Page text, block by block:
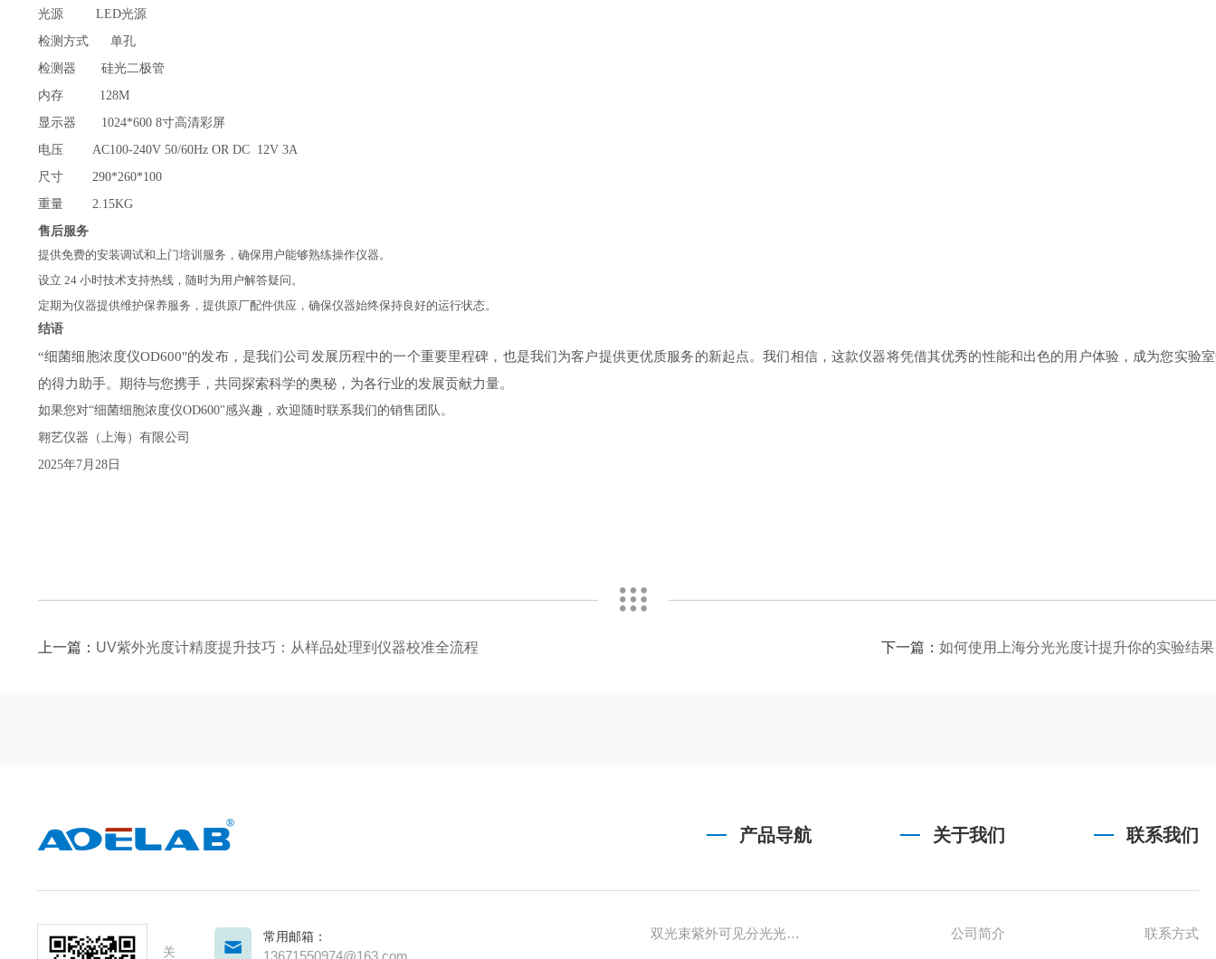
光源
LED光源
检测方式
单孔
检测器
硅光二极管
内存
128M
显示器
1024*600 8寸高清彩屏
电压
AC100-240V 50/60Hz OR DC 12V 3A
尺寸
290*260*100
重量
2.15KG
售后服务
提供免费的安装调试和上门培训服务，确保用户能够熟练操作仪器。
设立 24 小时技术支持热线，随时为用户解答疑问。
定期为仪器提供维护保养服务，提供原厂配件供应，确保仪器始终保持良好的运行状态。
结语
“细菌细胞浓度仪OD600"的发布，是我们公司发展历程中的一个重要里程碑，也是我们为客户提供更优质服务的新起点。我们相信，这款仪器将凭借其优秀的性能和出色的用户体验，成为您实验
的得力助手。期待与您携手，共同探索科学的奥秘，为各行业的发展贡献力量。
如果您对“细菌细胞浓度仪OD600"感兴趣，欢迎随时联系我们的销售团队。
翱艺仪器（上海）有限公司
2025年7月28日
上一篇： UV紫外光度计精度提升技巧：从样品处理到仪器校准全流程 下一篇： 如何使用上海分光光度计提升你的实验结
产品导航 关于我们 联系我们
关
常用邮箱：
13671550974@163.com
双光束紫外可见分光光度计 公司简介 联系方式